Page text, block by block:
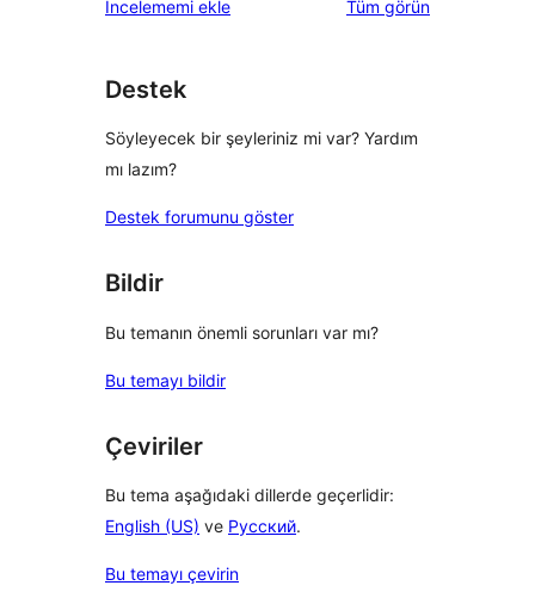
inceleme
yıldızlı
İncelememi ekle Tüm değerlendirmeleri
görün
Destek
Söyleyecek bir şeyleriniz mi var? Yardım
mı lazım?
Destek forumunu göster
Bildir
Bu temanın önemli sorunları var mı?
Bu temayı bildir
Çeviriler
Bu tema aşağıdaki dillerde geçerlidir:
English (US) ve Русский.
Bu temayı çevirin